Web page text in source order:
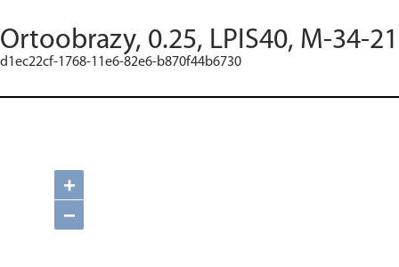
Ortoobrazy, 0.25, LPIS40, M-34-
d1ec22cf-1768-11e6-82e6-b870f44b6730
+
−